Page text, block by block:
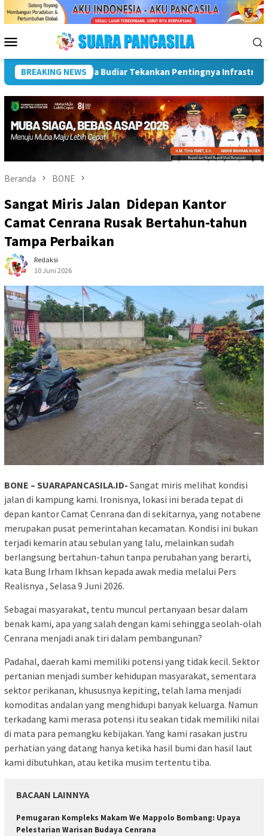
Menu
Mobile
BREAKING NEWS
Wakil Wali Kota Lepas Lomba Gerak Jalan Tingkat
Beranda BONE
Sangat Miris Jalan Didepan Kantor
Camat Cenrana Rusak Bertahun-tahun
Tampa Perbaikan
Redaksi
10 Juni 2026
BONE – SUARAPANCASILA.ID- Sangat miris melihat kondisi
jalan di kampung kami. Ironisnya, lokasi ini berada tepat di
depan kantor Camat Cenrana dan di sekitarnya, yang notabene
merupakan pusat pemerintahan kecamatan. Kondisi ini bukan
terjadi kemarin atau sebulan yang lalu, melainkan sudah
berlangsung bertahun-tahun tanpa perubahan yang berarti,
kata Bung Irham Ikhsan kepada awak media melalui Pers
Realisnya , Selasa 9 Juni 2026.
Sebagai masyarakat, tentu muncul pertanyaan besar dalam
benak kami, apa yang salah dengan kami sehingga seolah-olah
Cenrana menjadi anak tiri dalam pembangunan?
Padahal, daerah kami memiliki potensi yang tidak kecil. Sektor
pertanian menjadi sumber kehidupan masyarakat, sementara
sektor perikanan, khususnya kepiting, telah lama menjadi
komoditas andalan yang menghidupi banyak keluarga. Namun
terkadang kami merasa potensi itu seakan tidak memiliki nilai
di mata para pemangku kebijakan. Yang kami rasakan justru
perhatian yang datang hanya ketika hasil bumi dan hasil laut
kami dibutuhkan, atau ketika musim tertentu tiba.
BACAAN LAINNYA
Pemugaran Kompleks Makam We Mappolo Bombang: Upaya
Pelestarian Warisan Budaya Cenrana